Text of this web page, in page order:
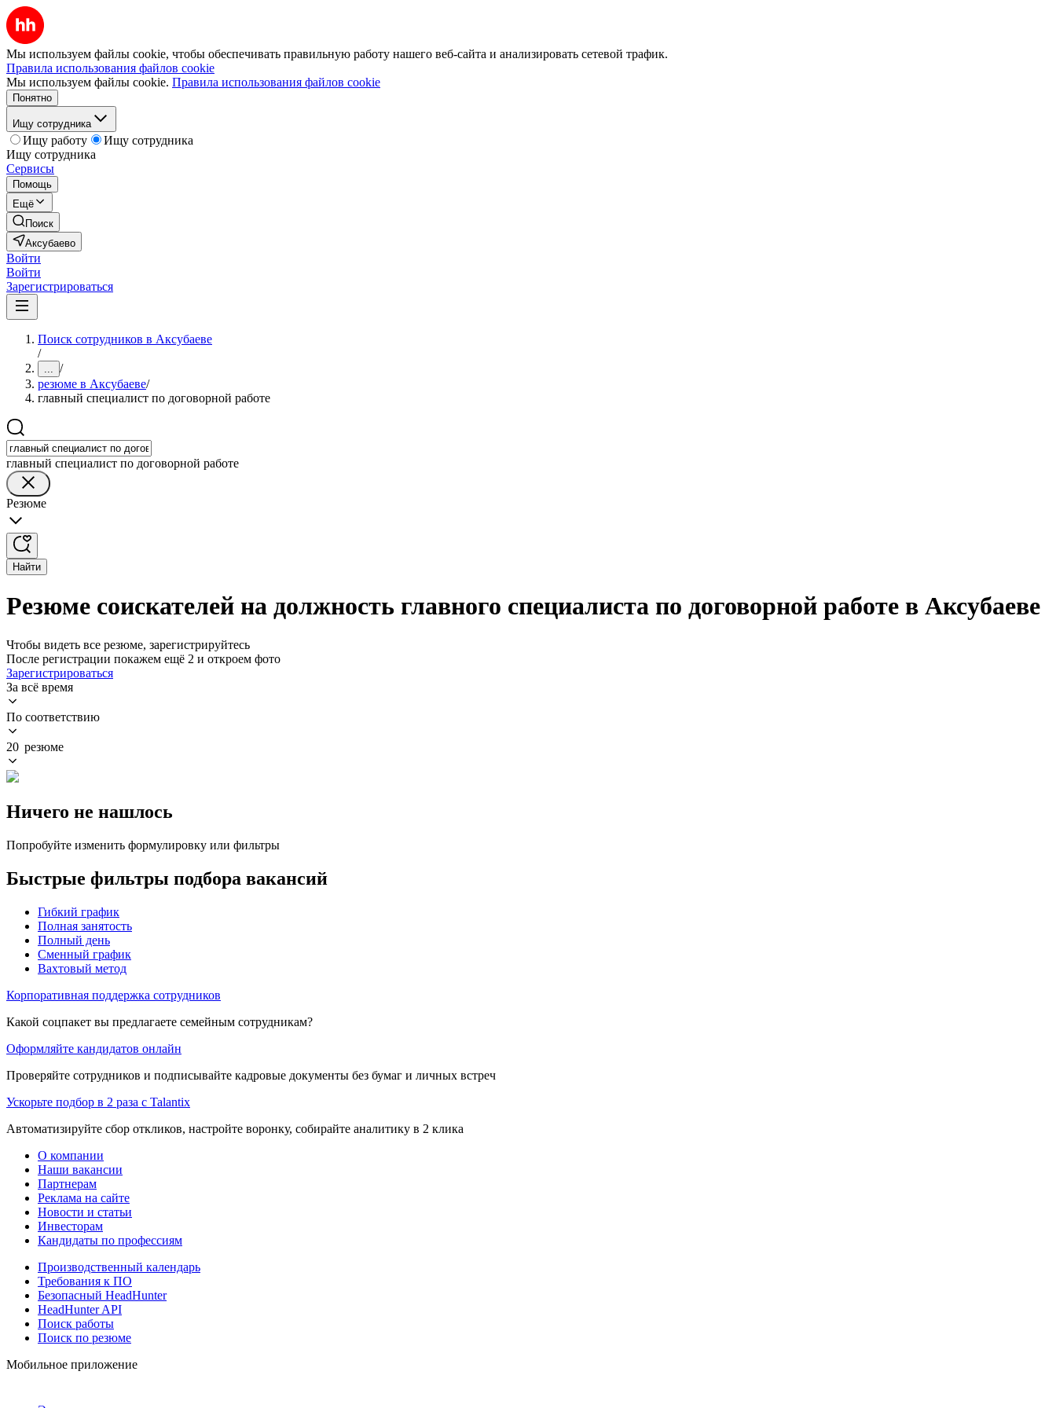
Мы используем файлы cookie, чтобы обеспечивать правильную работу нашего веб-сайта и анализировать сетевой трафик.
Правила использования файлов cookie
Мы используем файлы cookie. Правила использования файлов cookie
Понятно
Ищу сотрудника
Ищу работу
Ищу сотрудника
Ищу сотрудника
Сервисы
Помощь
Ещё
Поиск
Аксубаево
Войти
Войти
Зарегистрироваться
Поиск сотрудников в Аксубаеве
/
... /
резюме в Аксубаеве/
главный специалист по договорной работе
главный специалист по договорной работе
Резюме
Найти
Резюме соискателей на должность главного специалиста по договорной работе в Аксубаеве
Чтобы видеть все резюме, зарегистрируйтесь
После регистрации покажем ещё 2 и откроем фото
Зарегистрироваться
За всё время
По соответствию
20 резюме
Ничего не нашлось
Попробуйте изменить формулировку или фильтры
Быстрые фильтры подбора вакансий
Гибкий график
Полная занятость
Полный день
Сменный график
Вахтовый метод
Корпоративная поддержка сотрудников
Какой соцпакет вы предлагаете семейным сотрудникам?
Оформляйте кандидатов онлайн
Проверяйте сотрудников и подписывайте кадровые документы без бумаг и личных встреч
Ускорьте подбор в 2 раза с Talantix
Автоматизируйте сбор откликов, настройте воронку, собирайте аналитику в 2 клика
О компании
Наши вакансии
Партнерам
Реклама на сайте
Новости и статьи
Инвесторам
Кандидаты по профессиям
Производственный календарь
Требования к ПО
Безопасный HeadHunter
HeadHunter API
Поиск работы
Поиск по резюме
Мобильное приложение